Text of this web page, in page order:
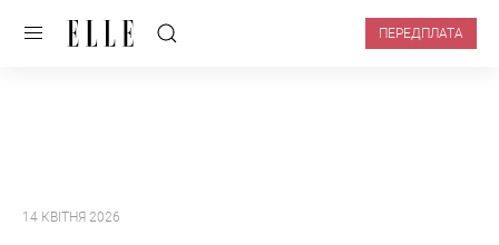
ПЕРЕДПЛАТА
14 КВІТНЯ 2026